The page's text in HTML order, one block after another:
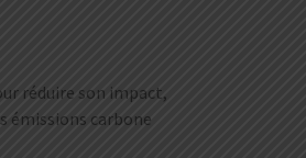
réduire son impact,
émissions carbone